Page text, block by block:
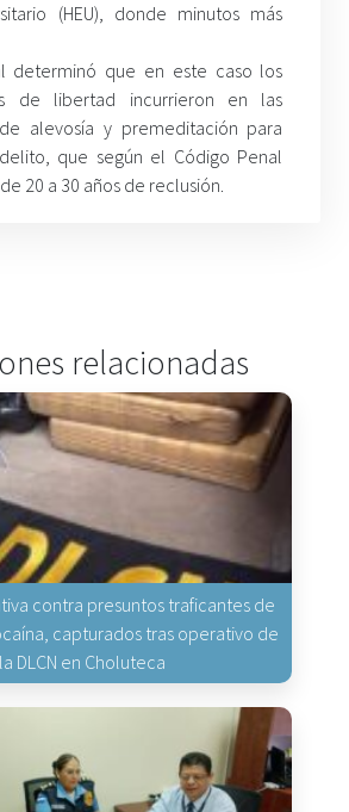
(HEU), donde minutos más
determinó que en este caso los
de libertad incurrieron en las
alevosía y premeditación para
que según el Código Penal
20 a 30 años de reclusión.
relacionadas
contra presuntos traficantes de
capturados tras operativo de
la DLCN en Choluteca